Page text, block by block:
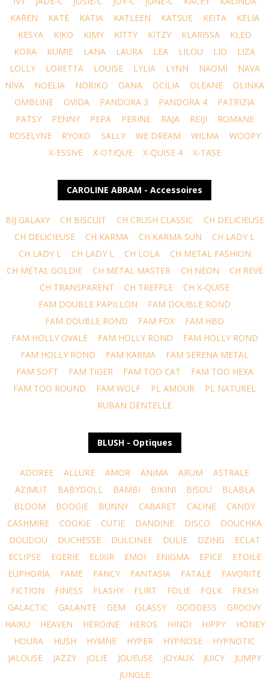
KAREN
KATE KATIA KATLEEN KATSUE KEITA
KELIA
KESYA
KIKO KIMY KITTY KITZY KLARISSA
KLEO
KORA
KUMIE LANA LAURA LEA LILOU LIO
LIZA
LOLLY
LORETTA LOUISE LYLIA LYNN NAOMI
NAVA
NIVA
NOELIA NORIKO OANA OCILIA OLEANE
OLINKA
OMBLINE
OVIDA PANDORA 3 PANDORA 4
PATRIZIA
PATSY
PENNY PEPA PERINE RAJA REIJI
ROMANE
ROSELYNE
RYOKO SALLY WE DREAM WILMA
WOOPY
X-ESSIVE
X-OTIQUE X-QUISE 4 X-TASE
CAROLINE ABRAM - Accessoires
BIJ GALAXY CH BISCUIT CH CRUSH CLASSIC
CH DELICIEUSE
CH DELICIEUSE
CH KARMA CH KARMA SUN
CH LADY L
CH LADY L
CH LADY L CH LOLA
CH METAL FASHION
CH METAL GOLDIE
CH METAL MASTER CH NEON
CH REVE
CH TRANSPARENT
CH TREFFLE
CH X-QUISE
FAM DOUBLE PAPILLON
FAM DOUBLE ROND
FAM DOUBLE ROND
FAM FOX
FAM HBD
FAM HOLLY OVALE
FAM HOLLY ROND
FAM HOLLY ROND
FAM HOLLY ROND
FAM KARMA
FAM SERENA METAL
FAM SOFT
FAM TIGER FAM TOO CAT
FAM TOO HEXA
FAM TOO ROUND
FAM WOLF PL AMOUR
PL NATUREL
RUBAN DENTELLE
BLUSH - Optiques
ADOREE ALLURE AMOR ANIMA ARUM
ASTRALE
AZIMUT
BABYDOLL BAMBI BIKINI BISOU
BLABLA
BLOOM
BOOGIE BUNNY CABARET CALINE
CANDY
CASHMIRE
COOKIE CUTIE DANDINE DISCO
DOUCHKA
DOUDOU
DUCHESSE DULCINEE DULIE DZING
ECLAT
ECLIPSE
EGERIE ELIXIR EMOI ENIGMA EPICE
ETOILE
EUPHORIA
FAME FANCY FANTASIA FATALE
FAVORITE
FICTION
FINESS FLASHY FLIRT FOLIE FOLK
FRESH
GALACTIC
GALANTE GEM GLASSY GODDESS
GROOVY
HAIKU
HEAVEN HEROINE HEROS HINDI HIPPY
HONEY
HOURA
HUSH HYMNE HYPER HYPNOSE
HYPNOTIC
JALOUSE
JAZZY JOLIE JOUEUSE JOYAUX JUICY
JUMPY
JUNGLE